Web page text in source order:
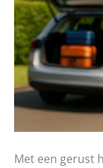
Met een gerust